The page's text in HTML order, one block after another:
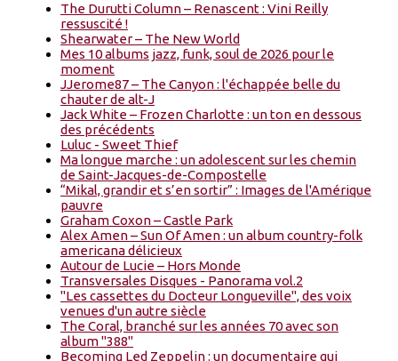
The Durutti Column – Renascent : Vini Reilly
ressuscité !
Shearwater – The New World
Mes 10 albums jazz, funk, soul de 2026 pour le
moment
JJerome87 – The Canyon : l'échappée belle du
chauter de alt-J
Jack White – Frozen Charlotte : un ton en dessous
des précédents
Luluc - Sweet Thief
Ma longue marche : un adolescent sur les chemin
de Saint-Jacques-de-Compostelle
“Mikal, grandir et s’en sortir” : Images de l'Amérique
pauvre
Graham Coxon – Castle Park
Alex Amen – Sun Of Amen : un album country-folk
americana délicieux
Autour de Lucie – Hors Monde
Transversales Disques - Panorama vol.2
"Les cassettes du Docteur Longueville", des voix
venues d'un autre siècle
The Coral, branché sur les années 70 avec son
album "388"
Becoming Led Zeppelin : un documentaire qui